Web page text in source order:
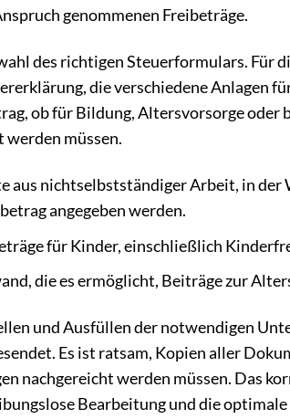
genommenen Freibeträge.
des richtigen Steuerformulars. Für
die verschiedene Anlagen
ob für Bildung, Altersvorsorge oder
werden müssen.
aus nichtselbstständiger Arbeit, in der
angegeben werden.
für Kinder, einschließlich
die es ermöglicht, Beiträge zur
und Ausfüllen der notwendigen
Es ist ratsam, Kopien aller
nachgereicht werden müssen. Das
Bearbeitung und die